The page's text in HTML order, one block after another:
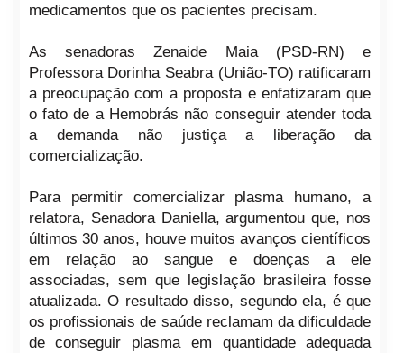
medicamentos que os pacientes precisam.
As senadoras Zenaide Maia (PSD-RN) e
Professora Dorinha Seabra (União-TO) ratificaram
a preocupação com a proposta e enfatizaram que
o fato de a Hemobrás não conseguir atender toda
a demanda não justiça a liberação da
comercialização.
Para permitir comercializar plasma humano, a
relatora, Senadora Daniella, argumentou que, nos
últimos 30 anos, houve muitos avanços científicos
em relação ao sangue e doenças a ele
associadas, sem que legislação brasileira fosse
atualizada. O resultado disso, segundo ela, é que
os profissionais de saúde reclamam da dificuldade
de conseguir plasma em quantidade adequada